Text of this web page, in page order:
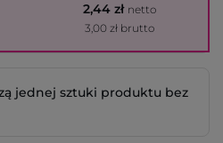
2,44 zł netto
3,00 zł brutto
jednej sztuki produktu bez